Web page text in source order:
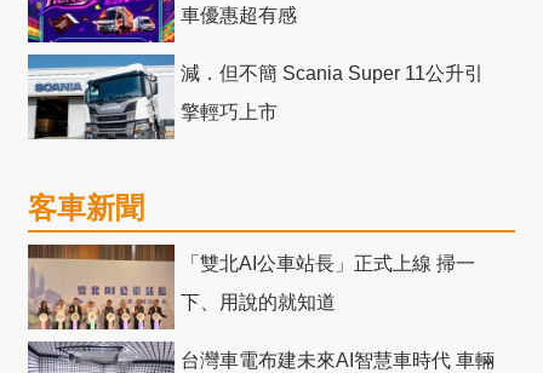
車優惠超有感
減．但不簡 Scania Super 11公升引
擎輕巧上市
客車新聞
「雙北AI公車站長」正式上線 掃一
下、用說的就知道
台灣車電布建未來AI智慧車時代 車輛